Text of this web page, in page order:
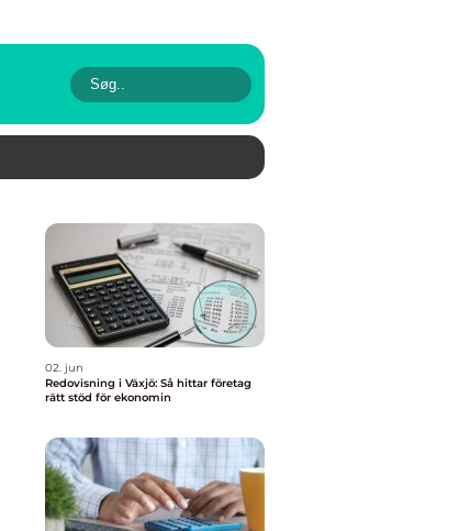
02. jun
Redovisning i Växjö: Så hittar företag
rätt stöd för ekonomin